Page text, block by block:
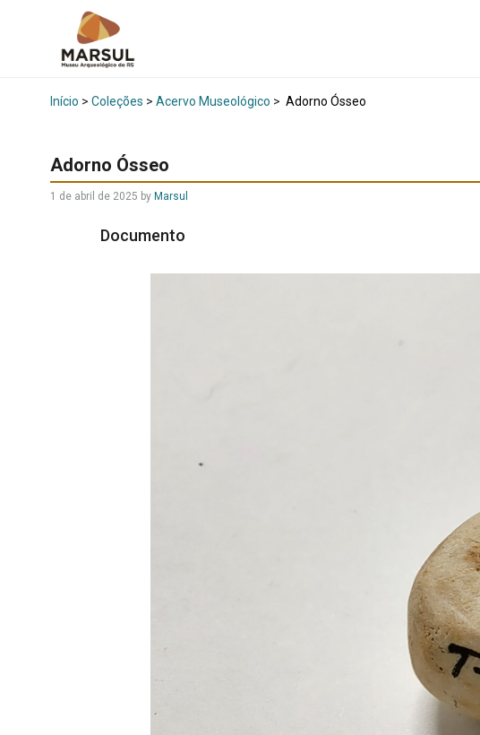
Início > Coleções > Acervo Museológico > Adorno Ósseo
Adorno Ósseo
1 de abril de 2025 by Marsul
Documento